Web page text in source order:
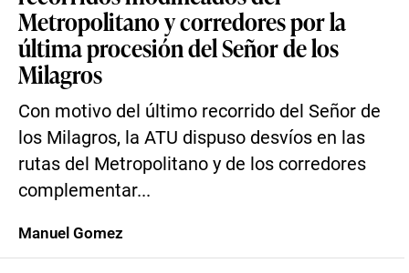
Metropolitano y corredores por la
última procesión del Señor de los
Milagros
Con motivo del último recorrido del Señor de
los Milagros, la ATU dispuso desvíos en las
rutas del Metropolitano y de los corredores
complementar...
Manuel Gomez